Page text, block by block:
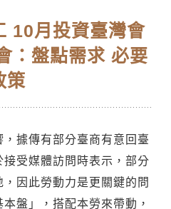
10月投資臺灣會
：盤點需求 必要
策
據傳有部分臺商有意回臺
受媒體訪問時表示，部分
因此勞動力是更關鍵的問
盤」，搭配本勞來帶動，